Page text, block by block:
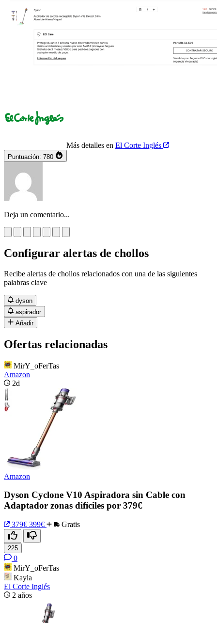
Más detalles en El Corte Inglés
Puntuación: 780
Deja un comentario...
Configurar alertas de chollos
Recibe alertas de chollos relacionados con una de las siguientes
palabras clave
dyson
aspirador
Añadir
Ofertas relacionadas
MirY_oFerTas
Amazon
2d
Amazon
Dyson Cyclone V10 Aspiradora sin Cable con
Adaptador zonas difíciles por 379€
379€ 399€ Gratis
225
0
MirY_oFerTas
Kayla
El Corte Inglés
2 años